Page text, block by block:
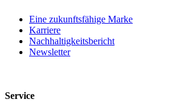
Eine zukunftsfähige Marke
Karriere
Nachhaltigkeitsbericht
Newsletter
Service